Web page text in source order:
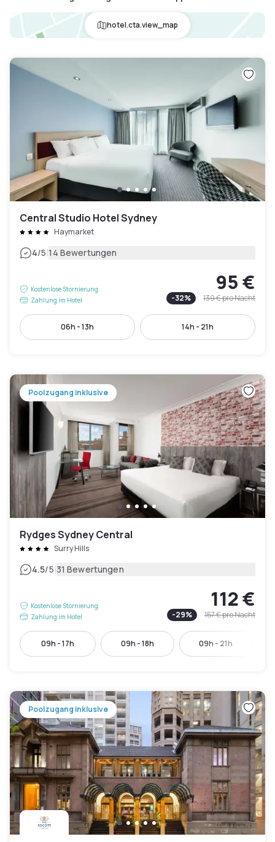
hotel.cta.view_map
Central Studio Hotel Sydney
Haymarket
4/5|14 Bewertungen
Kostenlose Stornierung
Zahlung im Hotel
95 €
-32% 139 €pro Nacht
06h - 13h 14h - 21h
Poolzugang inklusive
Rydges Sydney Central
Surry Hills
4.5/5|31 Bewertungen
Kostenlose Stornierung
Zahlung im Hotel
112 €
-29% 157 €pro Nacht
09h - 17h 09h - 18h 09h - 21h
Poolzugang inklusive